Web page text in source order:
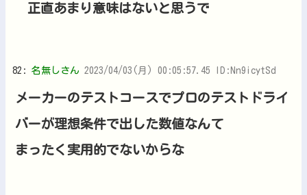
正直あまり意味はないと思うで
82: 名無しさん 2023/04/03(月) 00:05:57.45 ID:Nn9icytSd
メーカーのテストコースでプロのテストドライ
バーが理想条件で出した数値なんて
まったく実用的でないからな